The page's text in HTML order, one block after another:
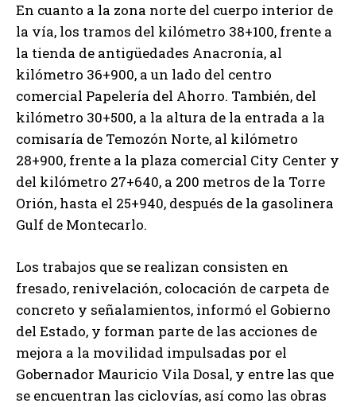
En cuanto a la zona norte del cuerpo interior de
la vía, los tramos del kilómetro 38+100, frente a
la tienda de antigüedades Anacronía, al
kilómetro 36+900, a un lado del centro
comercial Papelería del Ahorro. También, del
kilómetro 30+500, a la altura de la entrada a la
comisaría de Temozón Norte, al kilómetro
28+900, frente a la plaza comercial City Center y
del kilómetro 27+640, a 200 metros de la Torre
Orión, hasta el 25+940, después de la gasolinera
Gulf de Montecarlo.
Los trabajos que se realizan consisten en
fresado, renivelación, colocación de carpeta de
concreto y señalamientos, informó el Gobierno
del Estado, y forman parte de las acciones de
mejora a la movilidad impulsadas por el
Gobernador Mauricio Vila Dosal, y entre las que
se encuentran las ciclovías, así como las obras